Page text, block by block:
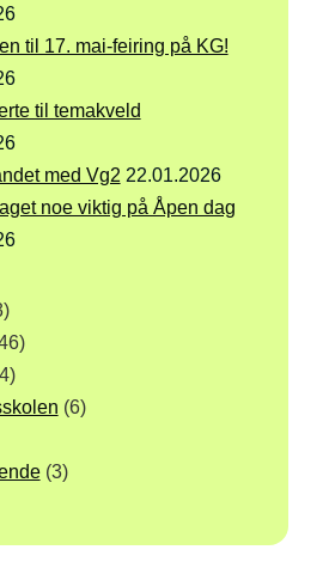
til 17. mai-feiring på KG!
til temakveld
med Vg2 22.01.2026
noe viktig på Åpen dag
(6)
(3)